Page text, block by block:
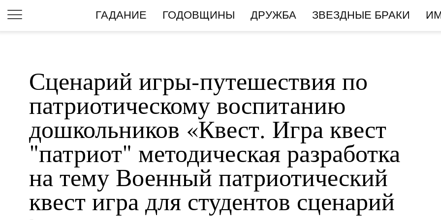
ГАДАНИЕ ГОДОВЩИНЫ ДРУЖБА ЗВЕЗДНЫЕ БРАКИ
Сценарий игры-путешествия по
патриотическому воспитанию
дошкольников «Квест. Игра квест
"патриот" методическая разработка
на тему Военный патриотический
квест игра для студентов сценарий